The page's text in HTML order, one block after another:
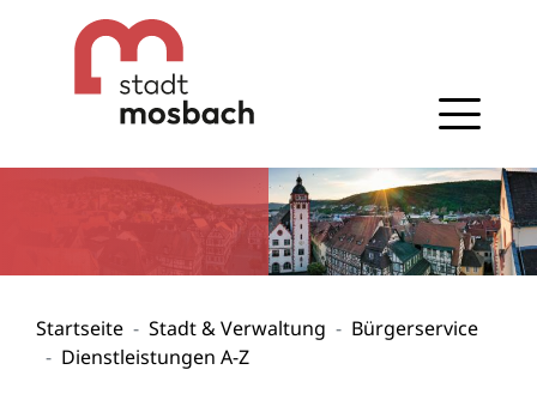
Gehe zum Navigationsbereich
Gehe zum Inhalt
Startseite Stadt & Verwaltung
Bürgerservice
Dienstleistungen A-Z